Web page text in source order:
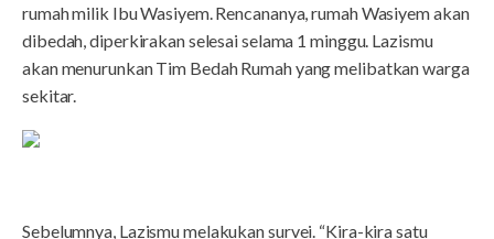
rumah milik Ibu Wasiyem. Rencananya, rumah Wasiyem akan
dibedah, diperkirakan selesai selama 1 minggu. Lazismu
akan menurunkan Tim Bedah Rumah yang melibatkan warga
sekitar.
Sebelumnya, Lazismu melakukan survei. “Kira-kira satu